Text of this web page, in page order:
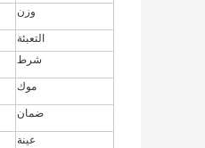
وزن
التعبئة
شرط
موك
ضمان
عينة